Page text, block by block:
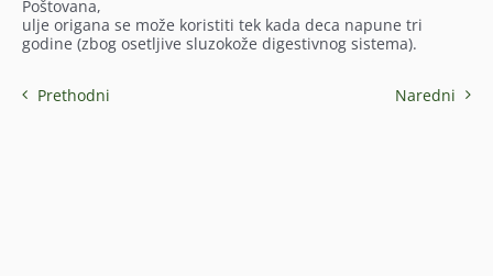
Poštovana,
ulje origana se može koristiti tek kada deca napune tri
godine (zbog osetljive sluzokože digestivnog sistema).
Prethodni Naredni